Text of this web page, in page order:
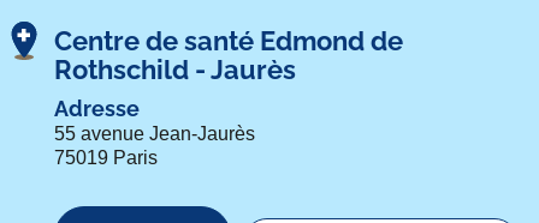
Centre de santé Edmond de
Rothschild - Jaurès
Adresse
55 avenue Jean-Jaurès
75019 Paris